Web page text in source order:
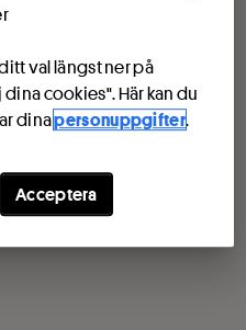
val längst ner på
cookies". Här kan du
dinapersonuppgifter.
Acceptera